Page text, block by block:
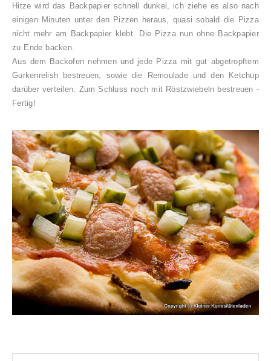
Hitze wird das Backpapier schnell dunkel, ich ziehe es also nach
einigen Minuten unter den Pizzen heraus, quasi sobald die Pizza
nicht mehr am Backpapier klebt. Die Pizza nun ohne Backpapier
zu Ende backen.
Aus dem Backofen nehmen und jede Pizza mit gut abgetropftem
Gurkenrelish bestreuen, sowie die Remoulade und den Ketchup
darüber verteilen. Zum Schluss noch mit Röstzwiebeln bestreuen -
Fertig!